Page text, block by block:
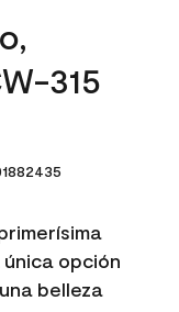
315
opción
belleza